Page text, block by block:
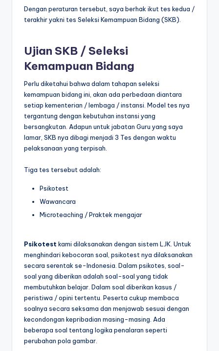
Dengan peraturan tersebut, saya berhak ikut tes kedua /
terakhir yakni tes Seleksi Kemampuan Bidang (SKB).
Ujian SKB / Seleksi
Kemampuan Bidang
Perlu diketahui bahwa dalam tahapan seleksi
kemampuan bidang ini, akan ada perbedaan diantara
setiap kementerian / lembaga / instansi. Model tes nya
tergantung dengan kebutuhan instansi yang
bersangkutan. Adapun untuk jabatan Guru yang saya
lamar, SKB nya dibagi menjadi 3 Tes dengan waktu
pelaksanaan yang terpisah.
Tiga tes tersebut adalah:
Psikotest
Wawancara
Microteaching / Praktek mengajar
Psikotest kami dilaksanakan dengan sistem LJK. Untuk
menghindari kebocoran soal, psikotest nya dilaksanakan
secara serentak se-Indonesia. Dalam psikotes, soal-
soal yang diberikan adalah soal-soal yang tidak
membutuhkan belajar. Dalam soal diberikan kasus /
peristiwa / opini tertentu. Peserta cukup membaca
soalnya secara seksama dan menjawab sesuai dengan
kecondongan kepribadian masing-masing. Ada
beberapa soal tentang logika penalaran seperti
perubahan pola gambar.